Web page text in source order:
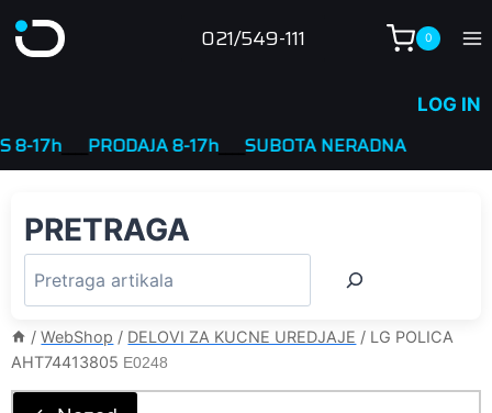
to
021/549-111 0
LOG IN
____PRODAJA 8-17h____SUBOTA NERADNA
PRETRAGA
/ WebShop / DELOVI ZA KUCNE UREDJAJE / LG POLICA
AHT74413805 E0248